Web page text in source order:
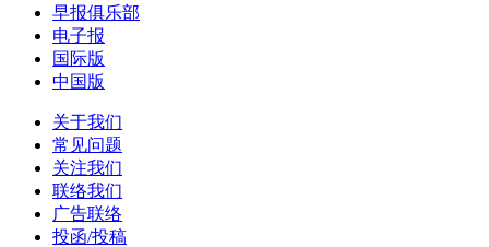
早报俱乐部
电子报
国际版
中国版
关于我们
常见问题
关注我们
联络我们
广告联络
投函/投稿